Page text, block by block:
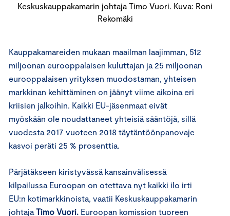
Keskuskauppakamarin johtaja Timo Vuori. Kuva: Roni
Rekomäki
Kauppakamareiden mukaan maailman laajimman, 512
miljoonan eurooppalaisen kuluttajan ja 25 miljoonan
eurooppalaisen yrityksen muodostaman, yhteisen
markkinan kehittäminen on jäänyt viime aikoina eri
kriisien jalkoihin. Kaikki EU-jäsenmaat eivät
myöskään ole noudattaneet yhteisiä sääntöjä, sillä
vuodesta 2017 vuoteen 2018 täytäntöönpanovaje
kasvoi peräti 25 % prosenttia.
Pärjätäkseen kiristyvässä kansainvälisessä
kilpailussa Euroopan on otettava nyt kaikki ilo irti
EU:n kotimarkkinoista, vaatii Keskuskauppakamarin
johtaja Timo Vuori. Euroopan komission tuoreen